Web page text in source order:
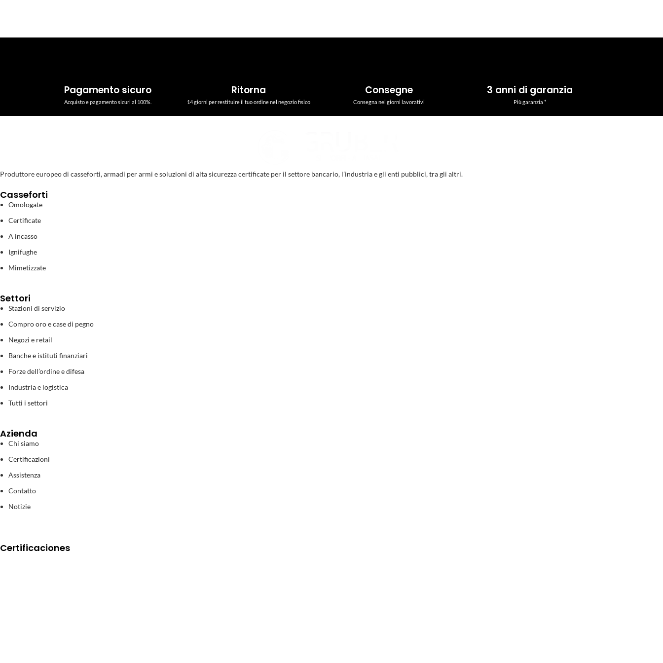
Pagamento sicuro
Acquisto e pagamento sicuri al 100%.
Ritorna
14 giorni per restituire il tuo ordine nel negozio fisico
Consegne
Consegna nei giorni lavorativi
3 anni di garanzia
Più garanzia *
Produttore europeo di casseforti, armadi per armi e soluzioni di alta sicurezza certificate per il settore bancario, l’industria e gli enti pubblici, tra gli altri.
Casseforti
Omologate
Certificate
A incasso
Ignifughe
Mimetizzate
Settori
Stazioni di servizio
Compro oro e case di pegno
Negozi e retail
Banche e istituti finanziari
Forze dell’ordine e difesa
Industria e logistica
Tutti i settori
Azienda
Chi siamo
Certificazioni
Assistenza
Contatto
Notizie
Certificaciones